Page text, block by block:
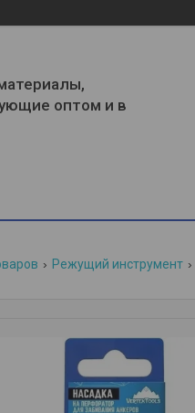
оптом и в
Режущий инструмент